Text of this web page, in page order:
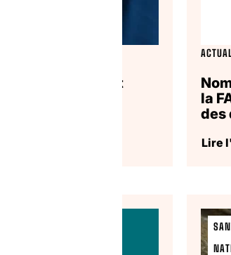
associative doit
la
des
Lire